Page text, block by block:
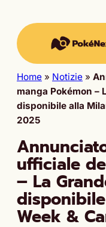
Home » Notizie »
manga Pokémon –
disponibile alla
2025
ufficiale
– La
Week &